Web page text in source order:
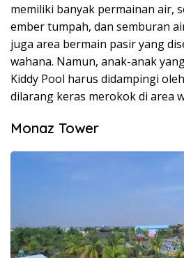
memiliki banyak permainan air,
ember tumpah, dan semburan
juga area bermain pasir yang
wahana. Namun, anak-anak
Kiddy Pool harus didampingi
dilarang keras merokok di area
Monaz Tower